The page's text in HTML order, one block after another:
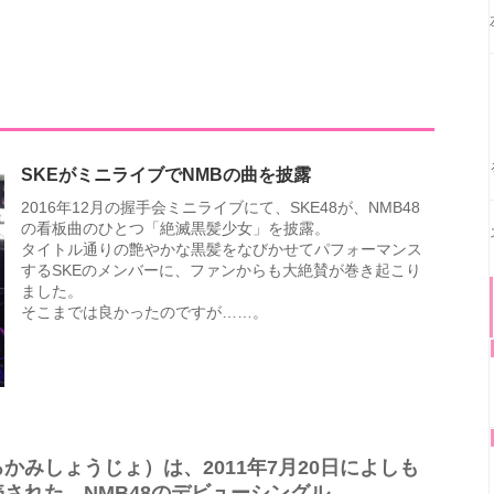
SKEがミニライブでNMBの曲を披露
2016年12月の握手会ミニライブにて、SKE48が、NMB48
の看板曲のひとつ「絶滅黒髪少女」を披露。
タイトル通りの艶やかな黒髪をなびかせてパフォーマンス
するSKEのメンバーに、ファンからも大絶賛が巻き起こり
ました。
そこまでは良かったのですが……。
みしょうじょ）は、2011年7月20日によしも